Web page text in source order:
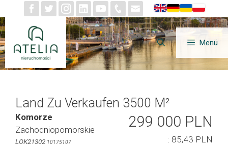
Inhalt
springen
Menü
Land Zu Verkaufen 3500 M²
Komorze
Zachodniopomorskie
LOK21302 10175107
299 000 PLN
: 85,43 PLN